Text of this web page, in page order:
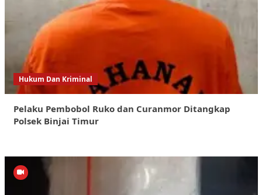
Hukum Dan Kriminal
Pelaku Pembobol Ruko dan Curanmor Ditangkap
Polsek Binjai Timur